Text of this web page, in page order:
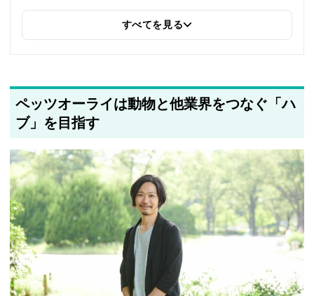
筆者情報を更新しました
すべてを見る
ペッツオーライは動物と他業界をつなぐ「ハ
ブ」を目指す